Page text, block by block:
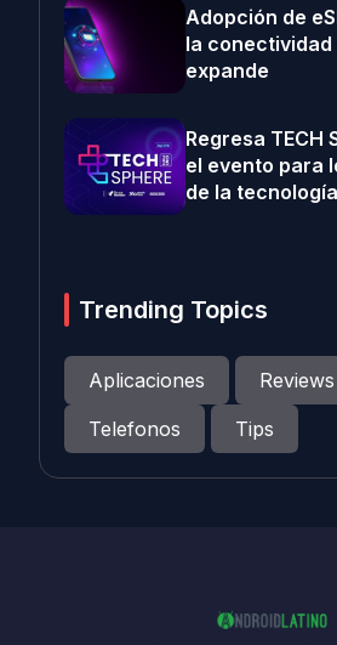
Adopción de
la conectividad
expande
Regresa TECH
el evento para
de la tecnología
Trending Topics
Aplicaciones
Reviews
Telefonos
Tips